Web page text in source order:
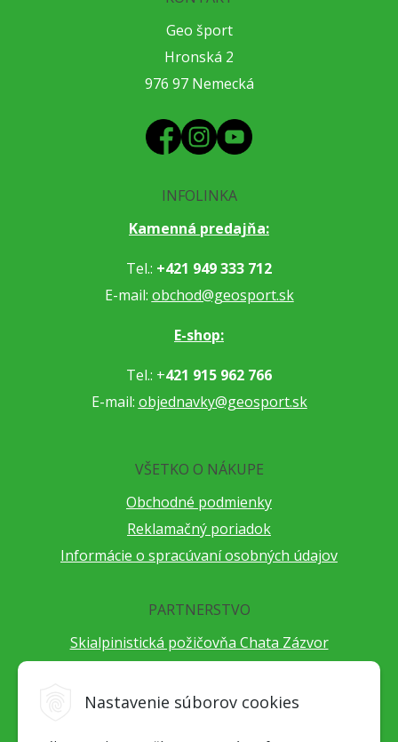
Nastavenie súborov cookies
Geo šport
Hronská 2
976 97 Nemecká
INFOLINKA
Kamenná predajňa:
Tel.: +421 949 333 712
E-mail: obchod@geosport.sk
E-shop:
Tel.: +421 915 962 766
E-mail: objednavky@geosport.sk
VŠETKO O NÁKUPE
Obchodné podmienky
Reklamačný poriadok
Informácie o spracúvaní osobných údajov
PARTNERSTVO
Skialpinistická požičovňa Chata Zázvor
Cestovateľský festival Cestou necestou